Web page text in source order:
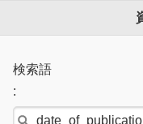
検索語
: